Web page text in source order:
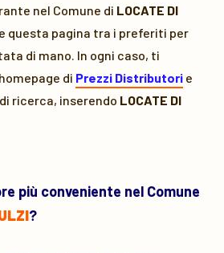
nel Comune di LOCATE DI
questa pagina tra i preferiti per
di mano. In ogni caso, ti
di Prezzi Distributori e
ricerca, inserendo LOCATE DI
più conveniente nel Comune
?